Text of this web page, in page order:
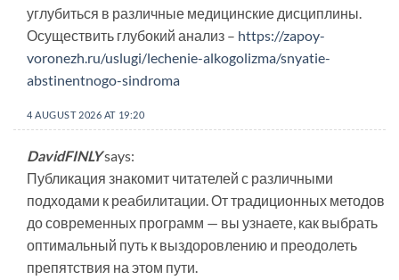
углубиться в различные медицинские дисциплины.
Осуществить глубокий анализ – https://zapoy-
voronezh.ru/uslugi/lechenie-alkogolizma/snyatie-
abstinentnogo-sindroma
4 AUGUST 2026 AT 19:20
DavidFINLYsays:
Публикация знакомит читателей с различными
подходами к реабилитации. От традиционных методов
до современных программ — вы узнаете, как выбрать
оптимальный путь к выздоровлению и преодолеть
препятствия на этом пути.